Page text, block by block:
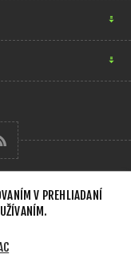
V PREHLIADANÍ